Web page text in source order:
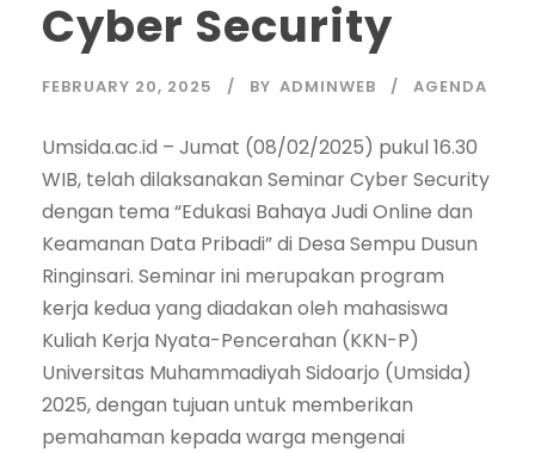
Cyber Security
FEBRUARY 20, 2025 BY ADMINWEB AGENDA
Umsida.ac.id – Jumat (08/02/2025) pukul 16.30
WIB, telah dilaksanakan Seminar Cyber Security
dengan tema “Edukasi Bahaya Judi Online dan
Keamanan Data Pribadi” di Desa Sempu Dusun
Ringinsari. Seminar ini merupakan program
kerja kedua yang diadakan oleh mahasiswa
Kuliah Kerja Nyata-Pencerahan (KKN-P)
Universitas Muhammadiyah Sidoarjo (Umsida)
2025, dengan tujuan untuk memberikan
pemahaman kepada warga mengenai